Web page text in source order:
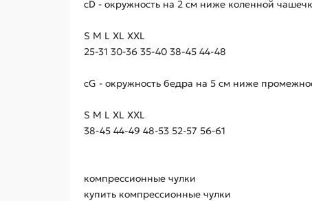
сD - окружность на 2 см ниже коленной
S M L XL XXL
25-31 30-36 35-40 38-45 44-48
сG - окружность бедра на 5 см ниже
S M L XL XXL
38-45 44-49 48-53 52-57 56-61
компрессионные чулки
купить компрессионные чулки